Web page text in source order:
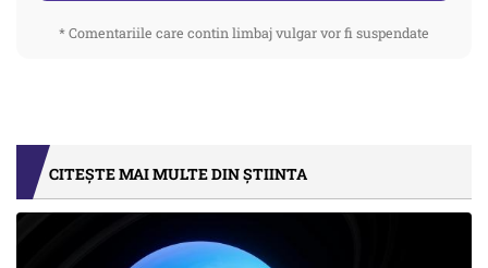
* Comentariile care contin limbaj vulgar vor fi suspendate
CITEȘTE MAI MULTE DIN ȘTIINTA